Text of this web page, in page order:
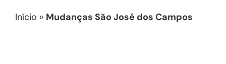
Início » Mudanças São José dos Campos